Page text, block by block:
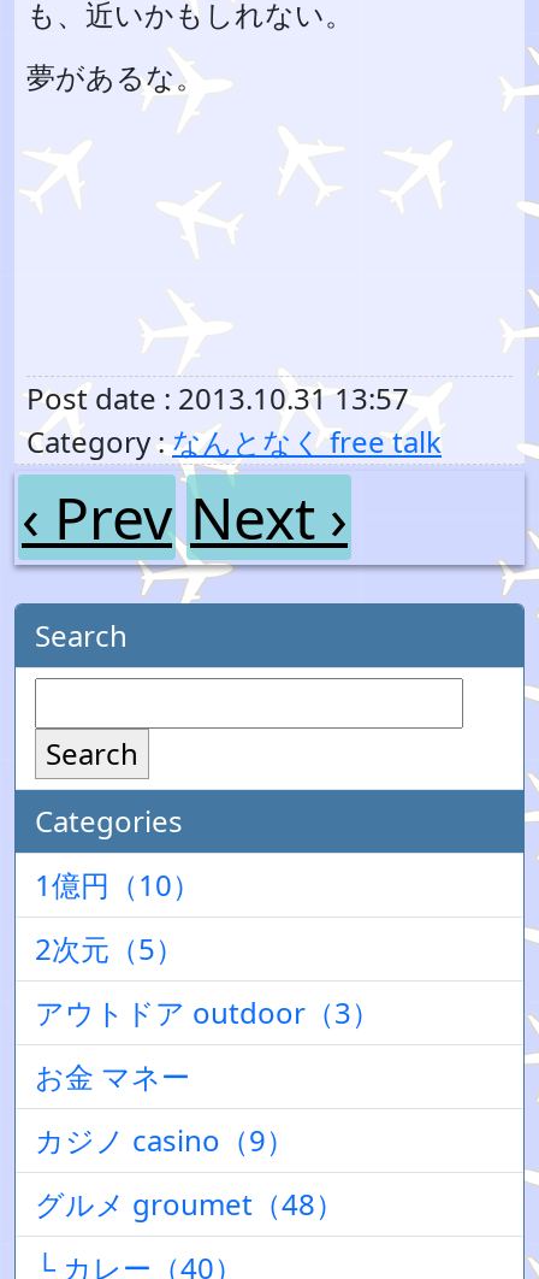
も、近いかもしれない。
夢があるな。
Post date : 2013.10.31 13:57
Category : なんとなく free talk
‹ Prev Next ›
Search
Search
Categories
1億円（10）
2次元（5）
アウトドア outdoor（3）
お金 マネー
カジノ casino（9）
グルメ groumet（48）
└ カレー（40）